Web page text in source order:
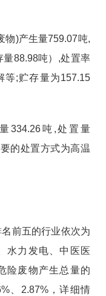
物)产生量759.07吨,
88.98吨）,处置率
等;贮存量为157.15
334.26吨,处置量
的处置方式为高温
前五的行业依次为
水力发电、中医医
险废物产生总量的
、2.87%，详细情